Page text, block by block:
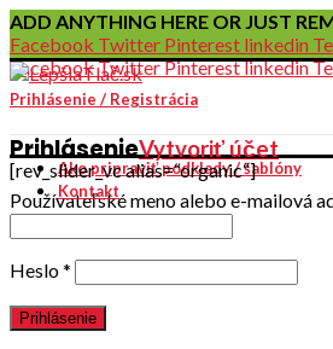
ADD ANYTHING HERE OR JUST
Facebook Twitter Pinterest linkedin
FacebookTwitterPinterestlinkedin
Prihlásenie / Registrácia
PrihlásenieVytvoriť účet
Používateľské meno alebo e-mailová
Heslo*
Prihlásenie
Ako pripraviť podklady / šablóny
Kontakt
[rev_slider_vc alias=“organic“]